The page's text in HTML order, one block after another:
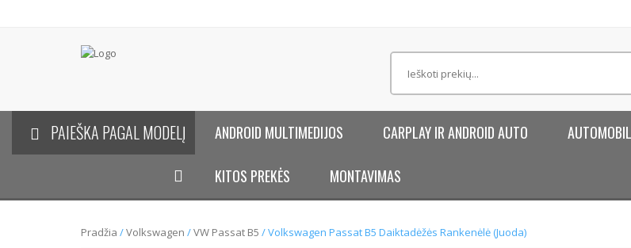
PAIEŠKA PAGAL MODELĮ ANDROID MULTIMEDIJOS CARPLAY IR ANDROID AUTO
KITOS PREKĖS MONTAVIMAS
Pradžia /Volkswagen /VW Passat B5 / Volkswagen Passat B5 Daiktadėžės Rankenėlė (Juoda)